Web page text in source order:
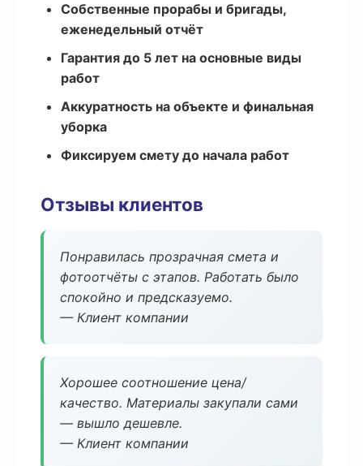
Собственные прорабы и бригады,
еженедельный отчёт
Гарантия до 5 лет на основные виды
работ
Аккуратность на объекте и финальная
уборка
Фиксируем смету до начала работ
Отзывы клиентов
Понравилась прозрачная смета и
фотоотчёты с этапов. Работать было
спокойно и предсказуемо.
— Клиент компании
Хорошее соотношение цена/
качество. Материалы закупали сами
— вышло дешевле.
— Клиент компании